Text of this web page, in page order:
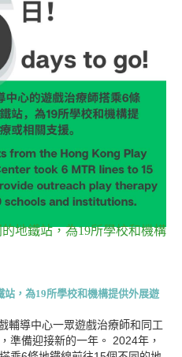
地鐵站，為19所學校和機構
，為19所學校和機構提供外展遊
輔導中心一眾遊戲治療師和同工
準備迎接新的一年。 2024年，